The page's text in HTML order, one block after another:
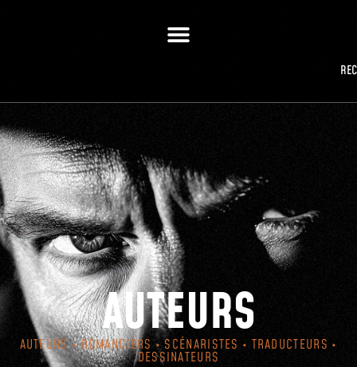
AUTEURS
AUTEURS • ROMANCIERS • SCÉNARISTES • TRADUCTEURS •
DESSINATEURS